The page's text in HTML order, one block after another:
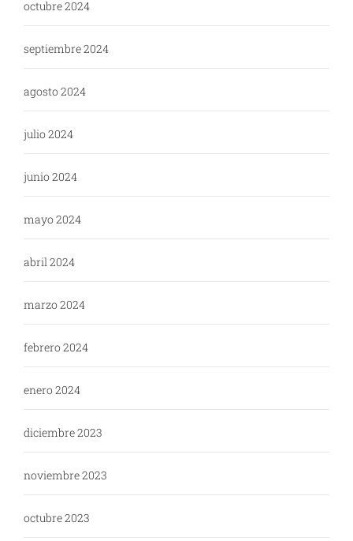
octubre 2024
septiembre 2024
agosto 2024
julio 2024
junio 2024
mayo 2024
abril 2024
marzo 2024
febrero 2024
enero 2024
diciembre 2023
noviembre 2023
octubre 2023